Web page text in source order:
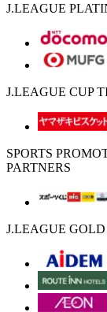
J.LEAGUE
J.LEAGUE CUP
SPORTS
PARTNERS
J.LEAGUE GOLD